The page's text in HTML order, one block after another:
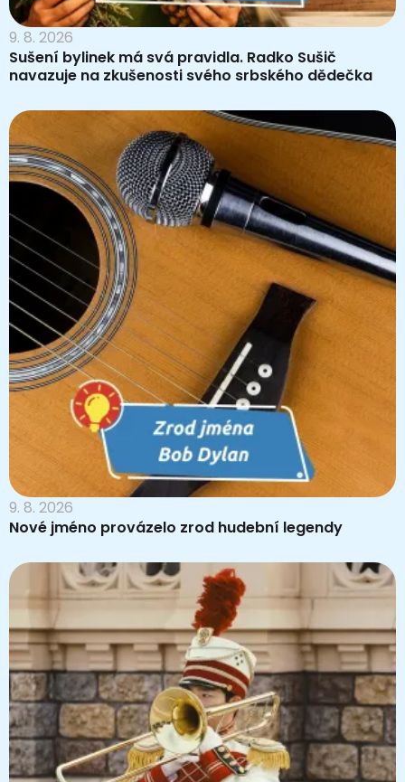
9. 8. 2026
Sušení bylinek má svá pravidla. Radko Sušič
navazuje na zkušenosti svého srbského dědečka
9. 8. 2026
Nové jméno provázelo zrod hudební legendy